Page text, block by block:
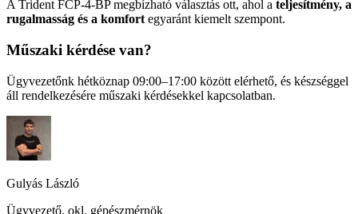
A Trident FCP-4-BP megbízható választás ott, ahol a teljesítmény, a
rugalmasság és a komfort egyaránt kiemelt szempont.
Műszaki kérdése van?
Ügyvezetőnk hétköznap 09:00–17:00 között elérhető, és készséggel
áll rendelkezésére műszaki kérdésekkel kapcsolatban.
Gulyás László
Ügyvezető, okl. gépészmérnök